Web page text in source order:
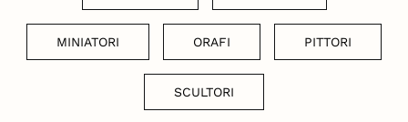
MINIATORI ORAFI PITTORI
SCULTORI